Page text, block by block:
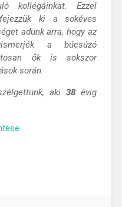
kollégáinkat. Ezzel
ki a sokéves
adunk arra, hogy az
a búcsúzó
ők is sokszor
során.
aki38 évig